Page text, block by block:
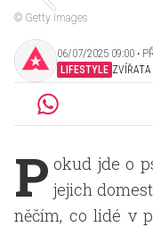
© Getty Images
06/07/2025 09:00 ‧
LIFESTYLE ZVÍŘATA
P okud jde o
jejich
něčím, co lidé v